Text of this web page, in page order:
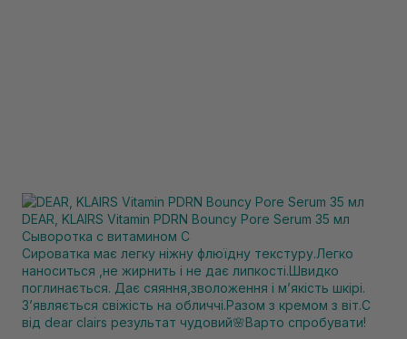
DEAR, KLAIRS Vitamin PDRN Bouncy Pore Serum 35 мл
Сыворотка с витамином С
Сироватка має легку ніжну флюїдну текстуру.Легко
наноситься ,не жирнить і не дає липкості.Швидко
поглинається. Дає сяяння,зволоження і мʼякість шкірі.
Зʼявляється свіжість на обличчі.Разом з кремом з віт.С
від dear clairs результат чудовий🌸Варто спробувати!